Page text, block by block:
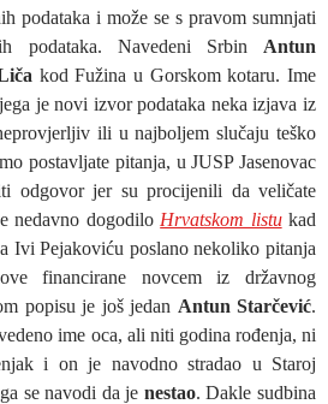
podataka i može se s pravom sumnjati
podataka. Navedeni Srbin Antun
kod Fužina u Gorskom kotaru. Ime
je novi izvor podataka neka izjava iz
ili u najboljem slučaju teško
postavljate pitanja, u JUSP Jasenovac
odgovor jer su procijenili da veličate
nedavno dogodilo Hrvatskom listukad
Ivi Pejakoviću poslano nekoliko pitanja
financirane novcem iz državnog
popisu je još jedan Antun Starčević.
ime oca, ali niti godina rođenja, ni
i on je navodno stradao u Staroj
se navodi da je nestao. Dakle sudbina